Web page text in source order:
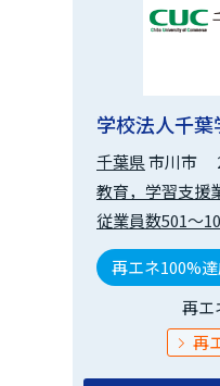
学校法人千
千葉県市川市
教育，学習支援
従業員数501～
再エネ100%達
再エ
再